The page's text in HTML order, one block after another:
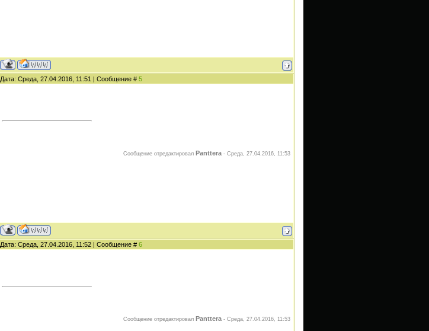
Дата: Среда, 27.04.2016, 11:51 | Сообщение # 5
Сообщение отредактировал Panttera - Среда, 27.04.2016, 11:53
Дата: Среда, 27.04.2016, 11:52 | Сообщение # 6
Сообщение отредактировал Panttera - Среда, 27.04.2016, 11:53